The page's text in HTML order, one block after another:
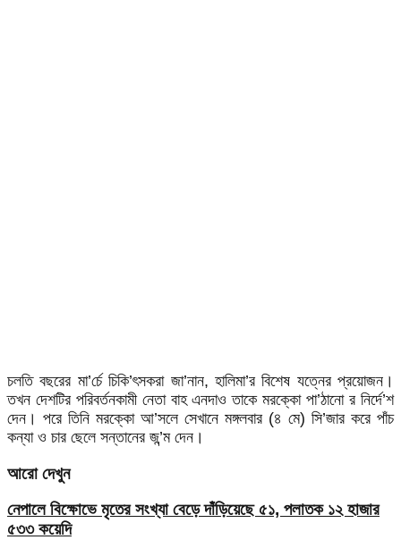
চলতি বছরের মা’র্চে চিকি’ৎসকরা জা’নান, হালিমা’র বিশেষ যত্নের প্রয়োজন।
তখন দেশটির পরিবর্তনকামী নেতা বাহ এনদাও তাকে মরক্কো পা’ঠানো র নির্দে’শ
দেন। পরে তিনি মরক্কো আ’সলে সেখানে মঙ্গলবার (৪ মে) সি’জার করে পাঁচ
কন্যা ও চার ছেলে সন্তানের জ’ন্ম দেন।
আরো দেখুন
নেপালে বিক্ষোভে মৃতের সংখ্যা বেড়ে দাঁড়িয়েছে ৫১, পলাতক ১২ হাজার
৫৩৩ কয়েদি